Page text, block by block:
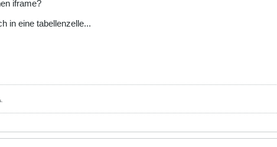
iframe?
in eine tabellenzelle...